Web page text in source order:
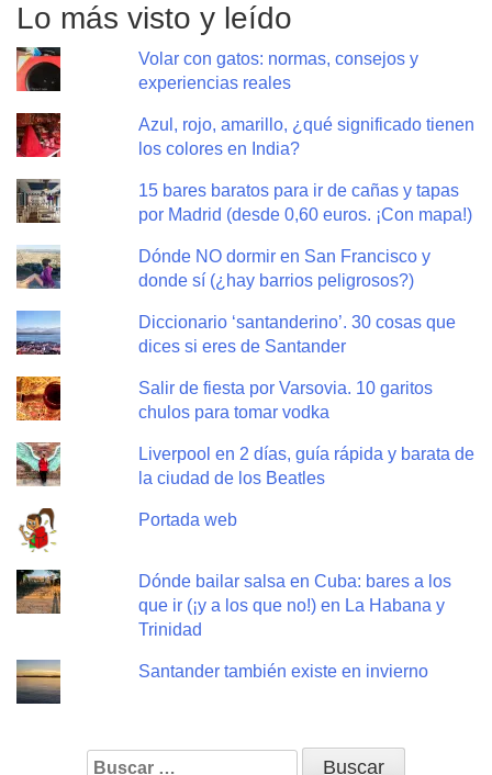
Lo más visto y leído
Volar con gatos: normas, consejos y
experiencias reales
Azul, rojo, amarillo, ¿qué significado tienen
los colores en India?
15 bares baratos para ir de cañas y tapas
por Madrid (desde 0,60 euros. ¡Con mapa!)
Dónde NO dormir en San Francisco y
donde sí (¿hay barrios peligrosos?)
Diccionario ‘santanderino’. 30 cosas que
dices si eres de Santander
Salir de fiesta por Varsovia. 10 garitos
chulos para tomar vodka
Liverpool en 2 días, guía rápida y barata de
la ciudad de los Beatles
Portada web
Dónde bailar salsa en Cuba: bares a los
que ir (¡y a los que no!) en La Habana y
Trinidad
Santander también existe en invierno
Buscar: